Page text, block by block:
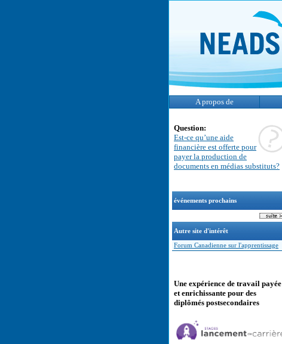
A propos de
Question:
Est-ce qu’une aide
financière est offerte pour
payer la production de
documents en médias substituts?
événements prochains
Autre site d'intérêt
Forum Canadienne sur l'apprentissage
Une expérience de travail payée
et enrichissante pour des
diplômés postsecondaires